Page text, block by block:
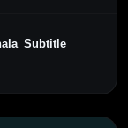
Subtitle